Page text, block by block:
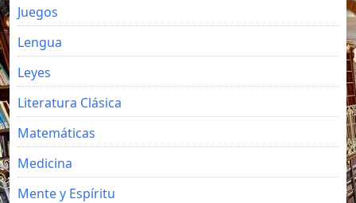
Juegos
Lengua
Leyes
Literatura Clásica
Matemáticas
Medicina
Mente y Espíritu